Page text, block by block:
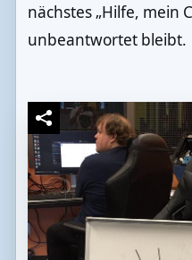
nächstes „Hilfe, mein
unbeantwortet bleibt.